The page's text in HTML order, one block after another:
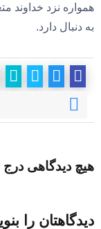
همواره نزد خداوند
به دنبال دارد.
هیچ دیدگاهی درج
دیدگاهتان را